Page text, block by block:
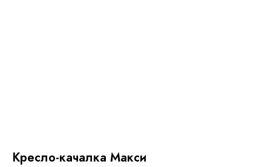
Кресло-качалка Макси